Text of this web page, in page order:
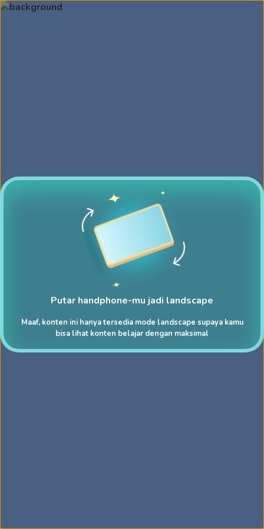
Putar handphone-mu jadi landscape
Maaf, konten ini hanya tersedia mode landscape supaya kamu
bisa lihat konten belajar dengan maksimal